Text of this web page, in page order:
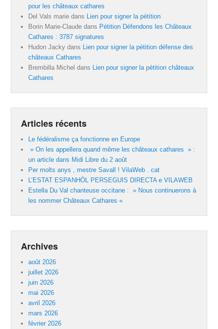
pour les châteaux cathares
Del Vals marie dans Lien pour signer la pétition
Borin Marie-Claude dans Pétition Défendons les Châteaux
Cathares : 3787 signatures
Hudon Jacky dans Lien pour signer la pétition défense des
châteaux Cathares
Brembilla Michel dans Lien pour signer la pétition châteaux
Cathares
Articles récents
Le fédéralisme ça fonctionne en Europe
» On les appellera quand même les châteaux cathares » :
un article dans Midi Libre du 2 août
Per molts anys , mestre Savall ! VilaWeb . cat
L’ESTAT ESPANHÒL PERSEGUIS DIRECTA e VILAWEB
Estella Du Val chanteuse occitane : » Nous continuerons à
les nommer Châteaux Cathares «
Archives
août 2026
juillet 2026
juin 2026
mai 2026
avril 2026
mars 2026
février 2026